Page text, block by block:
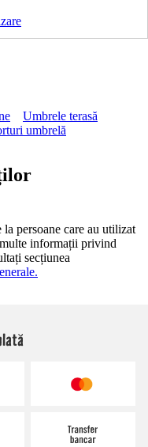
Umbrele terasă
umbrelă
persoane care au utilizat
informații privind
secțiunea